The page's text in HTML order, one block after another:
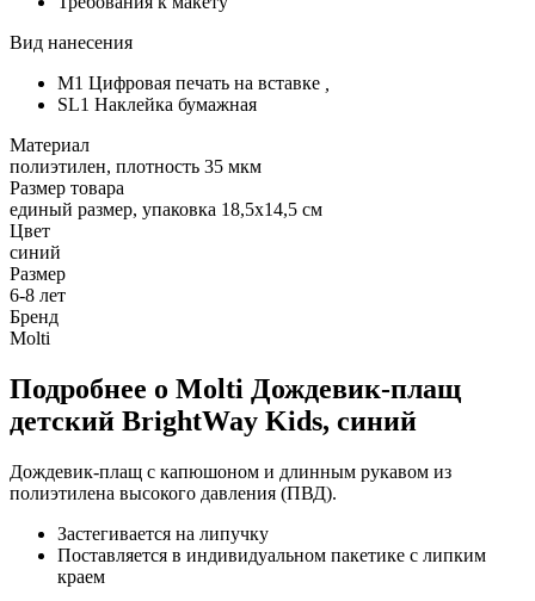
Вид нанесения
M1 Цифровая печать на вставке
SL1 Наклейка бумажная
Материал
полиэтилен, плотность 35 мкм
Размер товара
единый размер, упаковка 18,5х14,5 см
Цвет
синий
Размер
6-8 лет
Бренд
Molti
Подробнее о Molti Дождевик-плащ
детский BrightWay Kids, синий
Дождевик-плащ с капюшоном и длинным рукавом из
полиэтилена высокого давления (ПВД).
Застегивается на липучку
Поставляется в индивидуальном пакетике с липким
краем